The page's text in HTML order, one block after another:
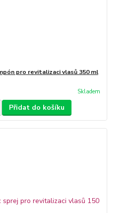
pro revitalizaci vlasů 350 ml
Skladem
Přidat do košíku